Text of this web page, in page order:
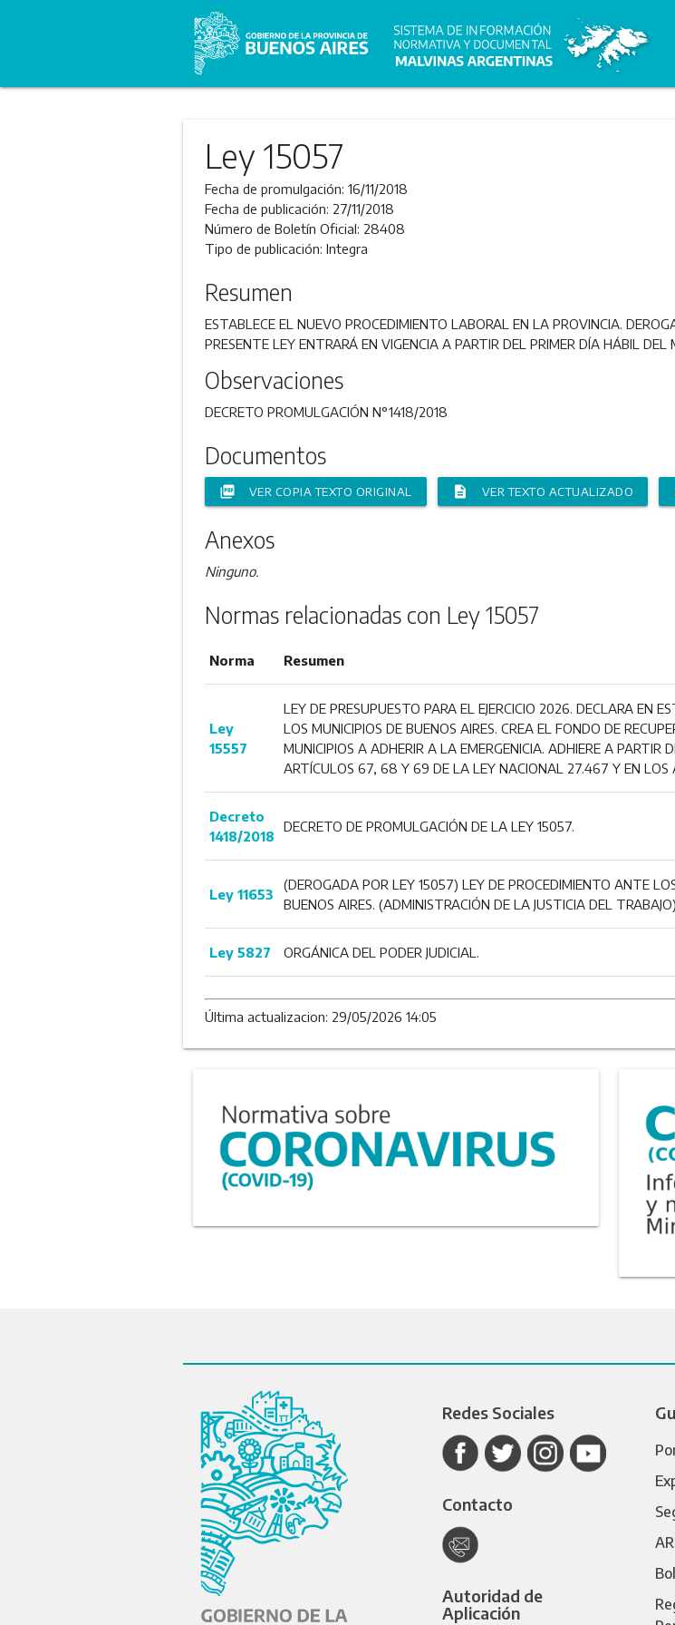
Ley 15057
Fecha de promulgación: 16/11/2018
Fecha de publicación: 27/11/2018
Número de Boletín Oficial: 28408
Tipo de publicación: Integra
Resumen
ESTABLECE EL NUEVO PROCEDIMIENTO LABORAL EN LA PROVINCIA.
PRESENTE LEY ENTRARÁ EN VIGENCIA A PARTIR DEL PRIMER DÍA HÁBIL DEL
Observaciones
DECRETO PROMULGACIÓN N°1418/2018
Documentos
picture_as_pdf VER COPIA TEXTO ORIGINAL description VER TEXTO ACTUALIZADO
Anexos
Ninguno.
Normas relacionadas con Ley 15057
Norma Resumen
Ley
15557
LEY DE PRESUPUESTO PARA EL EJERCICIO 2026. DECLARA EN
LOS MUNICIPIOS DE BUENOS AIRES. CREA EL FONDO DE
MUNICIPIOS A ADHERIR A LA EMERGENICIA. ADHIERE A PARTIR
ARTÍCULOS 67, 68 Y 69 DE LA LEY NACIONAL 27.467 Y EN LOS
Decreto
1418/2018
DECRETO DE PROMULGACIÓN DE LA LEY 15057.
Ley 11653
(DEROGADA POR LEY 15057) LEY DE PROCEDIMIENTO ANTE
BUENOS AIRES. (ADMINISTRACIÓN DE LA JUSTICIA DEL TRABAJO)
Ley 5827 ORGÁNICA DEL PODER JUDICIAL.
Última actualizacion: 29/05/2026 14:05
Redes Sociales
Contacto
Autoridad de
Aplicación